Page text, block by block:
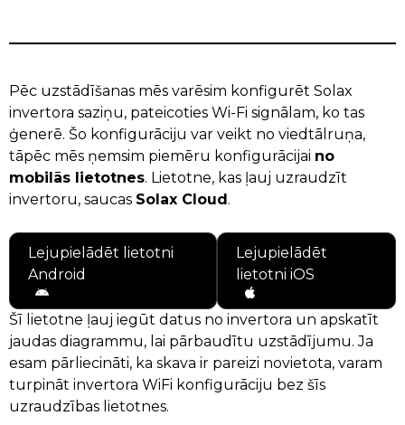
Pēc uzstādīšanas mēs varēsim konfigurēt Solax
invertora saziņu, pateicoties Wi-Fi signālam, ko tas
ģenerē. Šo konfigurāciju var veikt no viedtālruņa,
tāpēc mēs ņemsim piemēru konfigurācijai no
mobilās lietotnes. Lietotne, kas ļauj uzraudzīt
invertoru, saucas Solax Cloud .
Lejupielādēt lietotni
Android
Lejupielādēt
lietotni iOS
Šī lietotne ļauj iegūt datus no invertora un apskatīt
jaudas diagrammu, lai pārbaudītu uzstādījumu. Ja
esam pārliecināti, ka skava ir pareizi novietota, varam
turpināt invertora WiFi konfigurāciju bez šīs
uzraudzības lietotnes.